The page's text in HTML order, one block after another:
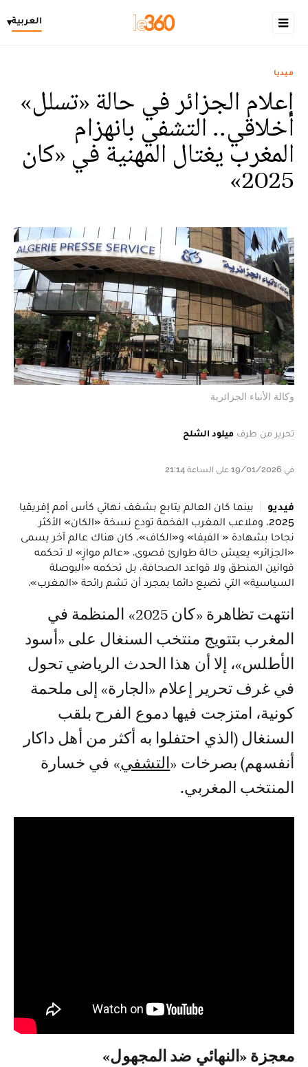
العربية▾
ميديا
إعلام الجزائر في حالة «تسلل»
أخلاقي.. التشفي بانهزام
المغرب يغتال المهنية في «كان
2025»
وكالة الأنباء الجزائرية
تحرير من طرف ميلود الشلح
في 19/01/2026 على الساعة 21:14
فيديو
بينما كان العالم يتابع بشغف نهائي كأس أمم إفريقيا
2025، وملاعب المغرب الفخمة تودع نسخة «الكان» الأكثر
نجاحا بشهادة « الفيفا» و«الكاف»، كان هناك عالم آخر يسمى
«الجزائر» يعيش حالة طوارئ قصوى. «عالم موازٍ» لا تحكمه
قوانين المنطق ولا قواعد الصحافة، بل تحكمه «البوصلة
السياسية» التي تضيع دائما بمجرد أن تشم رائحة «المغرب».
انتهت تظاهرة «كان 2025» المنظمة في
المغرب بتتويج منتخب السنغال على «أسود
الأطلس»، إلا أن هذا الحدث الرياضي تحول
في غرف تحرير إعلام «الجارة» إلى ملحمة
كونية، امتزجت فيها دموع الفرح بلقب
السنغال (الذي احتفلوا به أكثر من أهل داكار
أنفسهم) بصرخات «التشفي» في خسارة
المنتخب المغربي.
معجزة «النهائي ضد المجهول»